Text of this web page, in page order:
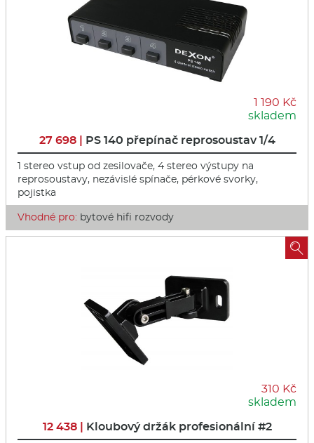
1 190 Kč
skladem
27 698 | PS 140 přepínač reprosoustav 1/4
1 stereo vstup od zesilovače, 4 stereo výstupy na
reprosoustavy, nezávislé spínače, pérkové svorky,
pojistka
Vhodné pro: bytové hifi rozvody
310 Kč
skladem
12 438 | Kloubový držák profesionální #2
